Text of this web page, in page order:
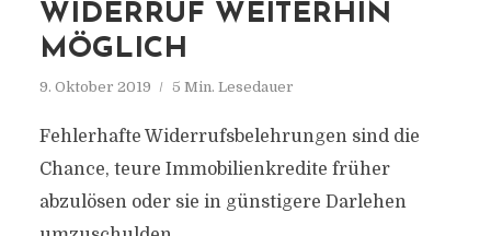
WIDERRUF WEITERHIN
MÖGLICH
9. Oktober 2019 5 Min. Lesedauer
Fehlerhafte Widerrufsbelehrungen sind die
Chance, teure Immobilienkredite früher
abzulösen oder sie in günstigere Darlehen